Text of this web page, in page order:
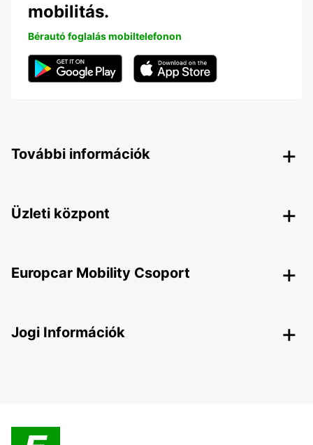
mobilitás.
Bérautó foglalás mobiltelefonon
További információk
Üzleti központ
Europcar Mobility Csoport
Jogi Információk